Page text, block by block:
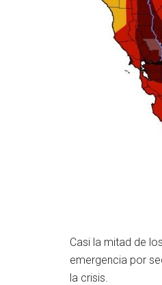
Casi la mitad de
emergencia por
la crisis.